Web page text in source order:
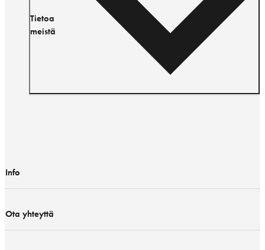
Tietoa
meistä
Info
Ota yhteyttä